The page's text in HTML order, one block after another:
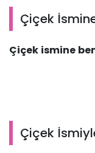
Çiçek
Çiçek ismine
Çiçek